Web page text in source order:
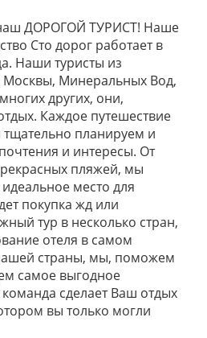
ДОРОГОЙ ТУРИСТ! Наше
Сто дорог работает в
Наши туристы из
Минеральных Вод,
других, они,
Каждое путешествие
планируем и
и интересы. От
пляжей, мы
место для
покупка жд или
тур в несколько стран,
отеля в самом
страны, мы, поможем
самое выгодное
сделает Ваш отдых
вы только могли